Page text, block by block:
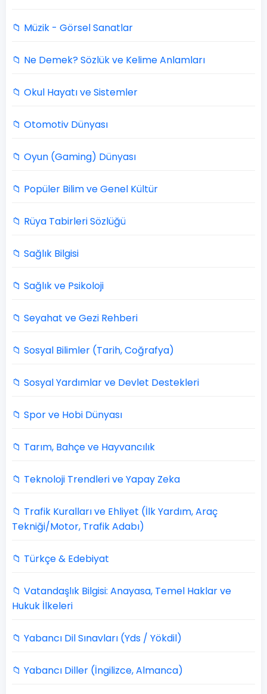
📁 Müzik - Görsel Sanatlar
📁 Ne Demek? Sözlük ve Kelime Anlamları
📁 Okul Hayatı ve Sistemler
📁 Otomotiv Dünyası
📁 Oyun (Gaming) Dünyası
📁 Popüler Bilim ve Genel Kültür
📁 Rüya Tabirleri Sözlüğü
📁 Sağlık Bilgisi
📁 Sağlık ve Psikoloji
📁 Seyahat ve Gezi Rehberi
📁 Sosyal Bilimler (Tarih, Coğrafya)
📁 Sosyal Yardımlar ve Devlet Destekleri
📁 Spor ve Hobi Dünyası
📁 Tarım, Bahçe ve Hayvancılık
📁 Teknoloji Trendleri ve Yapay Zeka
📁 Trafik Kuralları ve Ehliyet (İlk Yardım, Araç
Tekniği/Motor, Trafik Adabı)
📁 Türkçe & Edebiyat
📁 Vatandaşlık Bilgisi: Anayasa, Temel Haklar ve
Hukuk İlkeleri
📁 Yabancı Dil Sınavları (Yds / Yökdil)
📁 Yabancı Diller (İngilizce, Almanca)